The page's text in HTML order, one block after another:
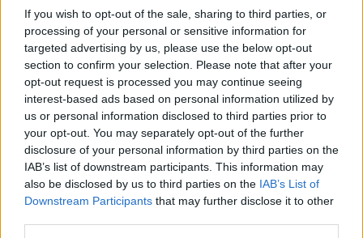
If you wish to opt-out of the sale, sharing to third parties, or
processing of your personal or sensitive information for
targeted advertising by us, please use the below opt-out
section to confirm your selection. Please note that after your
opt-out request is processed you may continue seeing
interest-based ads based on personal information utilized by
us or personal information disclosed to third parties prior to
your opt-out. You may separately opt-out of the further
disclosure of your personal information by third parties on the
IAB’s list of downstream participants. This information may
also be disclosed by us to third parties on the IAB’s List of
Downstream Participants that may further disclose it to other
amúgy, de az irritáló név miatt sosem olvastam bele)
Őszintén? Hát mit mondjak?Remélem nincs.
Az élet napos oldalán
Vérszegény éjszakai dúvad•2009. november 06.
Olvasom, hogy Magyarország adóparadicsom. A
cím hallatán először persze megdöbbenek, de
mielőtt boldog tenyérdörzsölések közepette
hátradőlnék egy karosszékben, azért elolvasom a